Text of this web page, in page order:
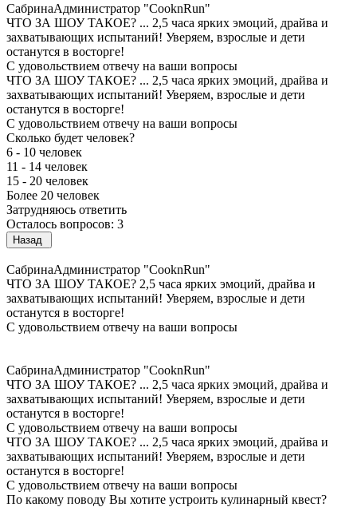
СабринаАдминистратор "CooknRun"
ЧТО ЗА ШОУ ТАКОЕ? ... 2,5 часа ярких эмоций, драйва и
захватывающих испытаний! Уверяем, взрослые и дети
останутся в восторге!
С удовольствием отвечу на ваши вопросы
ЧТО ЗА ШОУ ТАКОЕ? ... 2,5 часа ярких эмоций, драйва и
захватывающих испытаний! Уверяем, взрослые и дети
останутся в восторге!
С удовольствием отвечу на ваши вопросы
Сколько будет человек?
6 - 10 человек
11 - 14 человек
15 - 20 человек
Более 20 человек
Затрудняюсь ответить
Осталось вопросов: 3
Назад
СабринаАдминистратор "CooknRun"
ЧТО ЗА ШОУ ТАКОЕ? 2,5 часа ярких эмоций, драйва и
захватывающих испытаний! Уверяем, взрослые и дети
останутся в восторге!
С удовольствием отвечу на ваши вопросы
СабринаАдминистратор "CooknRun"
ЧТО ЗА ШОУ ТАКОЕ? ... 2,5 часа ярких эмоций, драйва и
захватывающих испытаний! Уверяем, взрослые и дети
останутся в восторге!
С удовольствием отвечу на ваши вопросы
ЧТО ЗА ШОУ ТАКОЕ? ... 2,5 часа ярких эмоций, драйва и
захватывающих испытаний! Уверяем, взрослые и дети
останутся в восторге!
С удовольствием отвечу на ваши вопросы
По какому поводу Вы хотите устроить кулинарный квест?